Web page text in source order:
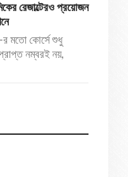
রেজাল্টেরও প্রয়োজন
মতো কোর্সে শুধু
নম্বরই নয়,